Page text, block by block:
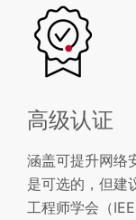
高级认证
涵盖可提升网络
是可选的，但建
工程师学会（